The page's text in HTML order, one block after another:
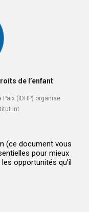
de l’enfant
Paix (IDHP) organise
Int
(ce document vous
pour mieux
opportunités qu’il